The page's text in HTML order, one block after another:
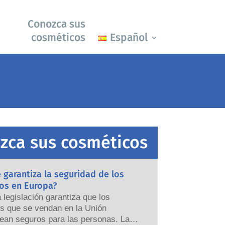
Conozca sus
cosméticos
Español
sus cosméticos
garantiza la seguridad de los
en Europa?
legislación garantiza que los
que se vendan en la Unión
seguros para las personas. Las